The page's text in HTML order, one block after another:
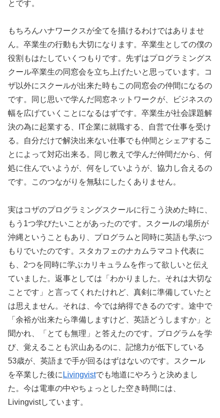
とです。
もちろんハナワークスが全てを描けるわけではありませ
ん。卒業生の行動も大切になります。卒業生としての僕の
役割もはたしていくつもりです。先ずはプログラミングス
クール卒業生の同窓会を立ち上げたいと思っています。コ
ザ以外にスクールが出来た時もこの同窓会の仲間になるの
です。同じ思いで学んだ同窓ネットワークが、ビジネスの
幅を広げていくことになるはずです。卒業生が社会課題解
決の為に起業する、IT企業に就職する、自営で仕事を受け
る。自分だけで解決出来ない仕事でも仲間とシェアするこ
とによって対応出来る。同じ教えで学んだ仲間だから、何
処に住んでいようが、何をしていようが、協力し合えるの
です。このつながりを無駄にしたくありません。
実はコザのプログラミングスクールに行こう決めた時に、
もう1つ学びたいことがあったのです。スクールの場所が
沖縄ということもあり、プログラムと同時に英語も学ぶつ
もりでいたのです。スタカフェのナカムラマコト代表に
も、2つを同時に学ぶカリキュラムを作って欲しいと伝え
ていました。返事としては「わかりました。それは大切な
ことです」と言ってくれたけれど、真剣に準備していたと
は思えません。それは、今では納得できるのです。途中で
「余裕が出来たら準備しますけど、英語どうしますか」と
聞かれ、「とても無理」と答えたのです。プログラムを学
び、覚えることも沢山あるのに、記憶力が低下している
53歳が、英語まで手が回るはずはないのです。スクール
を卒業した後に Livingvistでも地道にやろうと決めまし
た。今は電車の中やちょっとした空き時間には、
Livingvistしています。